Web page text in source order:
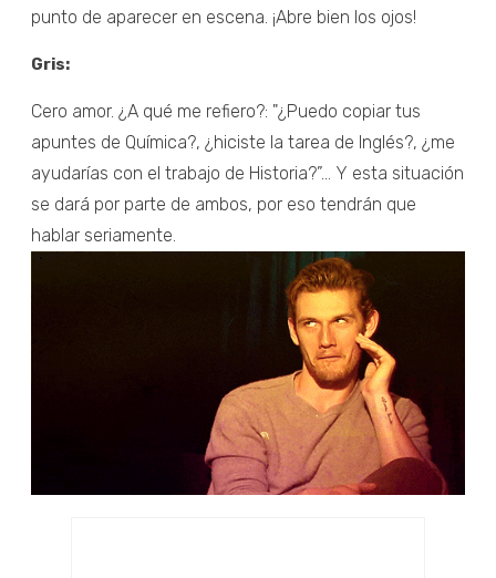
punto de aparecer en escena. ¡Abre bien los ojos!
Gris:
Cero amor. ¿A qué me refiero?: "¿Puedo copiar tus
apuntes de Química?, ¿hiciste la tarea de Inglés?, ¿me
ayudarías con el trabajo de Historia?”... Y esta situación
se dará por parte de ambos, por eso tendrán que
hablar seriamente.